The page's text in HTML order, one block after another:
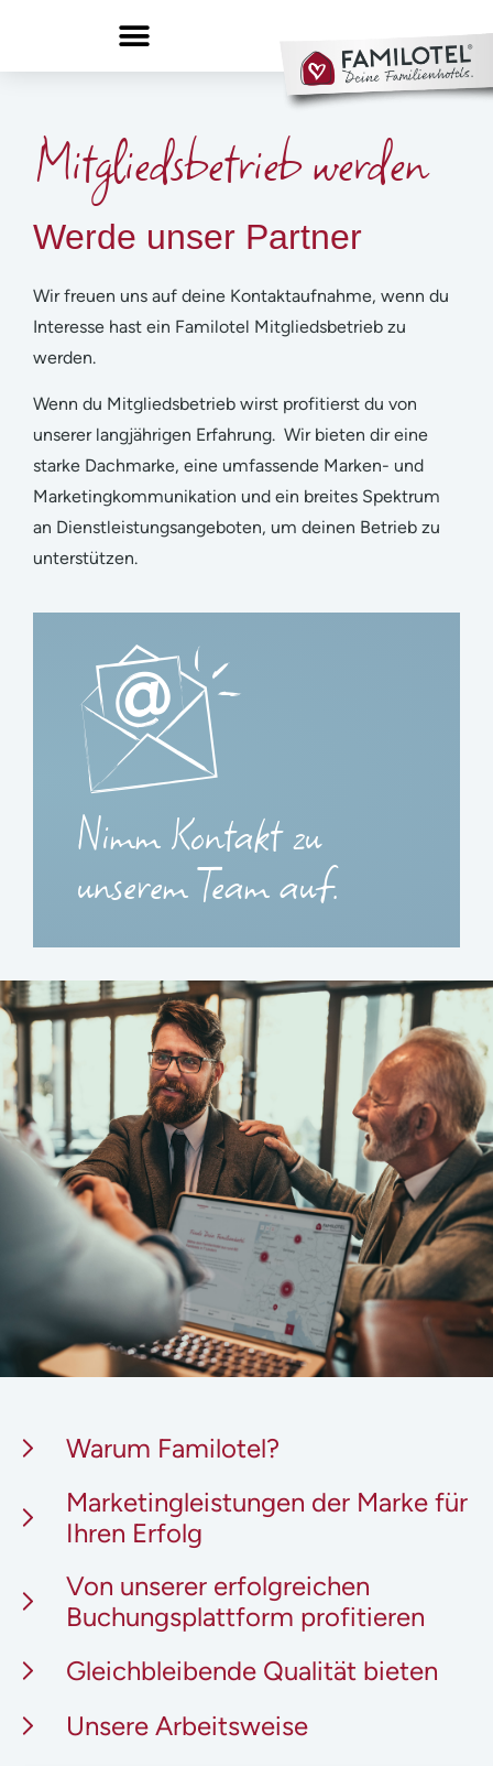
Mitgliedsbetrieb werden
Werde unser Partner
Wir freuen uns auf deine Kontaktaufnahme, wenn du
Interesse hast ein Familotel Mitgliedsbetrieb zu
werden.
Wenn du Mitgliedsbetrieb wirst profitierst du von
unserer langjährigen Erfahrung. Wir bieten dir eine
starke Dachmarke, eine umfassende Marken- und
Marketingkommunikation und ein breites Spektrum
an Dienstleistungsangeboten, um deinen Betrieb zu
unterstützen.
Nimm Kontakt zu
unserem Team auf.
Warum Familotel?
Marketingleistungen der Marke für
Ihren Erfolg
Von unserer erfolgreichen
Buchungsplattform profitieren
Gleichbleibende Qualität bieten
Unsere Arbeitsweise